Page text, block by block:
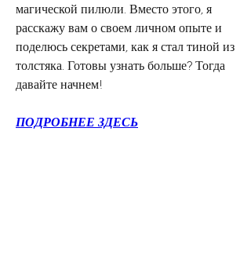
магической пилюли. Вместо этого, я
расскажу вам о своем личном опыте и
поделюсь секретами, как я стал тиной из
толстяка. Готовы узнать больше? Тогда
давайте начнем!
ПОДРОБНЕЕ ЗДЕСЬ